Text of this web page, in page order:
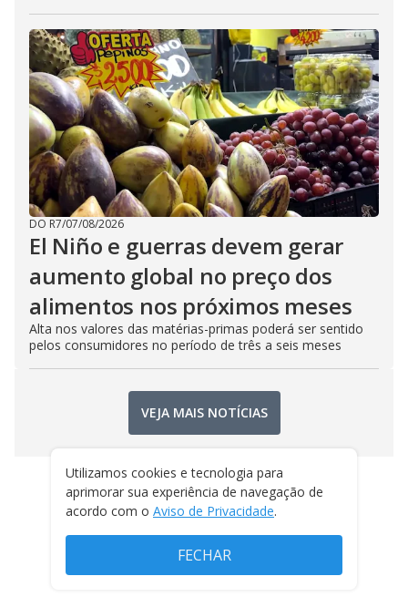
DO R7/07/08/2026
El Niño e guerras devem gerar
aumento global no preço dos
alimentos nos próximos meses
Alta nos valores das matérias-primas poderá ser sentido
pelos consumidores no período de três a seis meses
VEJA MAIS NOTÍCIAS
Utilizamos cookies e tecnologia para
aprimorar sua experiência de navegação de
acordo com o Aviso de Privacidade.
FECHAR